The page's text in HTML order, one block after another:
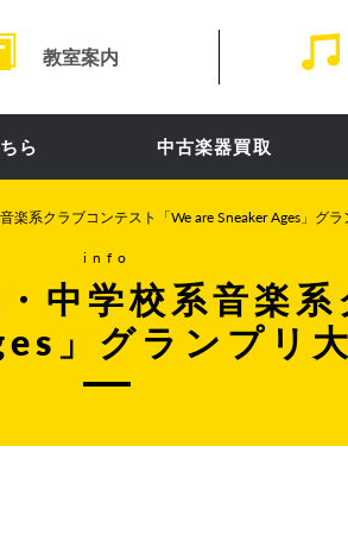
教室案内
ら 中古楽器買取
楽系クラブコンテスト「We are Sneaker Ages」グ
info
中学校系音楽系
」グランプリ